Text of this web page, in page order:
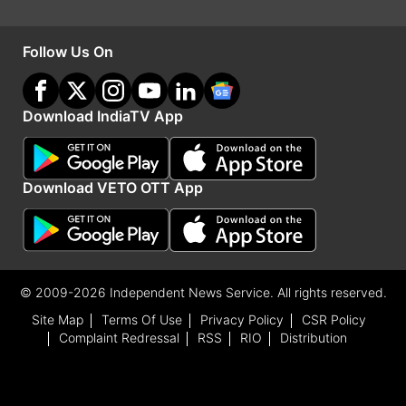
ये भी पढ़ें-
हॉरर-कॉमेडी के बीच शिक्षा व्यवस्था पर कटाक्ष,
जानें कैसी है 'इंडियन इंस्टीट्यूट ऑफ जॉम्बीज
Follow Us On
Download IndiaTV App
Download VETO OTT App
© 2009-2026 Independent News Service. All rights reserved.
Site Map
Terms Of Use Privacy Policy
CSR Policy
Complaint Redressal
RSS RIO Distribution